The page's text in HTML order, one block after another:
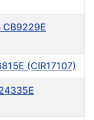
CB9229E
(CIR17107)